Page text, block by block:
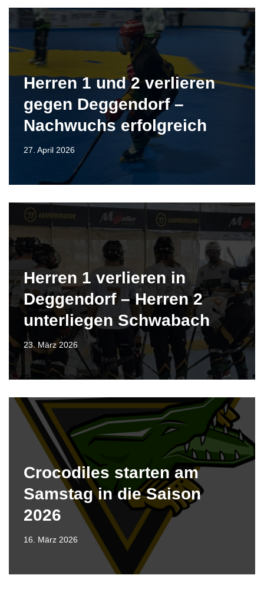
Herren 1 und 2 verlieren
gegen Deggendorf –
Nachwuchs erfolgreich
27. April 2026
Herren 1 verlieren in
Deggendorf – Herren 2
unterliegen Schwabach
23. März 2026
Crocodiles starten am
Samstag in die Saison
2026
16. März 2026